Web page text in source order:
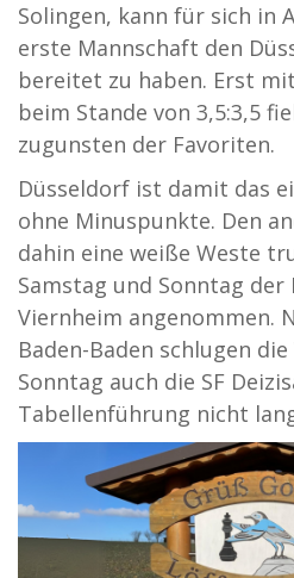
Solingen, kann für sich in
erste Mannschaft den
bereitet zu haben. Erst
beim Stande von 3,5:3,5
zugunsten der Favoriten.
Düsseldorf ist damit das
ohne Minuspunkte. Den
dahin eine weiße Weste
Samstag und Sonntag der
Viernheim angenommen.
Baden-Baden schlugen
Sonntag auch die SF
Tabellenführung nicht